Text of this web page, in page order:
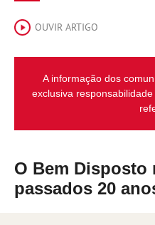
OUVIR ARTIGO
A informação dos
exclusiva
O Bem Disposto
passados 20